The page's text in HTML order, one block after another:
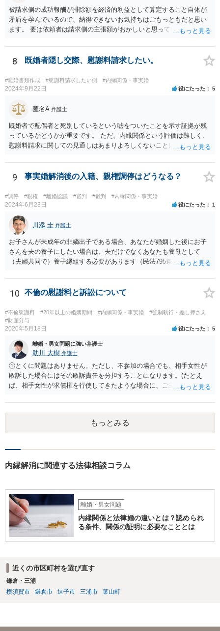
被請求側の成功報酬が排除額を経済的利益として算定すること自体が
矛盾を孕んでいるので、納得できないお気持ちはごもっともだと思い
ます。 要は依頼者は請求側の主張額がおかしいと思っているからこそ
しておきながら、成功報酬の請求の段になるとその「おかしい」請求
側の主張額を基準にして排除額を経済的利益として成功報酬を算定す
るのは、二枚舌との誹りを受けても仕方がない面もあるように思いま
す。 ですので、被請求側の弁護士は、タイムチャージを併用したり、
対応継続月毎に報酬を受けたり、出廷日当で調整したり、できるだけ
いますが、そうなってくると弁護士に勝訴インセンティブが働きにく
くなるのがなかなか難しいところです。 二枚舌を避けつつ、勝訴イン
センティブも確保するためには、請求側の主張額を鵜呑みにした排除
額ベースとするのではなく、弁護士として反対の立場であれば、２～
３割くらいの確率で認められそうな金額がいくらくらいかを提示した
ないと目くじらを立てる依頼者もいそうなので、やはり難点がありま
たり、長期化した場合は追加着手金を請求できるようにしたりして最
悪排除額ベースの成功報酬はもらえなくても気にしないというのが良
いように思っています。 いずれにせよ、どういう形をとるにせよ、支
払う報酬額はあまり変わらないと思いますので、そのとおりに支払っ
ても損にはならないはずです。 基本的に弁護士に1時間動いてもらう
場合の相場は税抜2万円くらいですので、あなたの事件に50時間以上費
やしているのであれば排除額ベースの成功報酬が支払われないと弁護
士にとっては割りの悪い事件ということになるかと存じます。
8 既婚者隠し交際、慰謝料請求したい。
#離婚書類作成 #慰謝料請求したい側 #内縁関係・事実婚
2024年9月22日 役にたった 5
匿名A 弁護士
既婚者で配偶者と死別しているという嘘をついたことを示す証拠が残
っているかどうかが重要です。 ただ、内縁関係という評価は難しく、
慰謝料請求に関しての見通しはあまりよろしくないことにご留意なさ
9 事実婚解消後の入籍、親権調停はどうなる？
#調停 #親権 #離婚協議 #審判 #裁判 #内縁関係・事実婚
2024年6月23日 役にたった 1
川添 圭 弁護士
お子さんが未成年の非嫡出子である場合、あなたが婚姻した後にお子
さんを夫の養子にしたい場合は、夫だけでなくあなたも養母として
（夫婦共同で）養子縁組する必要があります（民法795条本文）。これ
母と子の間が非嫡出子の関係のままではバランスに欠けるためである
と説明されています。 そして、再婚後の養子縁組によって夫婦の共同
親権となった場合は、血縁上の父親からの父を親権者とする協議に代
わる調停及び審判（民法819条5項）は認められないと考えます。 この
点について明確な判例はありませんが、離婚後の親権者変更（民法819
条6項）においては、離婚後に親権者が再婚して元夫婦の子と再婚相手
が養子縁組した場合には、親権者変更の申立ては認められないとする
最高裁判例があり、その判例で述べられている理由は民法819条5項の
場面でも同様であると考えられるからです。
10 不倫の慰謝料と訴訟について
#不倫慰謝料 #20年以上の婚姻期間 #内縁関係・事実婚
#強制執行・差し押さえ
#財産分与
2020年5月18日 役にたった 5
離婚・男女問題に強い弁護士
助川 大樹 弁護士
①とくに問題はありません。ただし、不参加の場合でも、相手女性が
敗訴した場合にはその敗訴責任を分担することになります。(たとえ
ば、相手女性が求償権を行使してきたような場合に、ご主人から、今
能性もあるでしょうが、真相は分かりません。 ③ならないと思いま
す。 ④- ⑤それにはなりえます。 ⑥一般論ですが、裁判官は証拠に基
づいて事実を認定するわけですから、証拠が大切です。 証拠をきちん
と整えての訴訟提起だとは思いますが、これからでも整えられるので
います。具体的な事情が分かりかねますので、幅のありすぎる回答で
ば幸いです。
もっとみる
内縁解消に関連する法律相談コラム
離婚・男女問題
内縁関係と法律婚の違いとは？認められ
る条件、関係の証明に必要なこととは
近くの市区町村を選び直す
鎌倉・三浦
横須賀市
鎌倉市 逗子市 三浦市 葉山町